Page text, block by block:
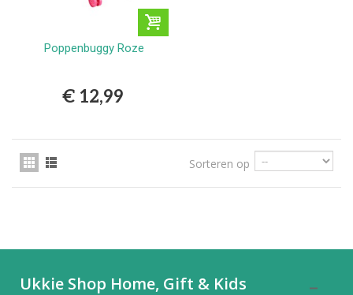
Poppenbuggy Roze
€ 12,99
Sorteren op
Ukkie Shop Home, Gift & Kids